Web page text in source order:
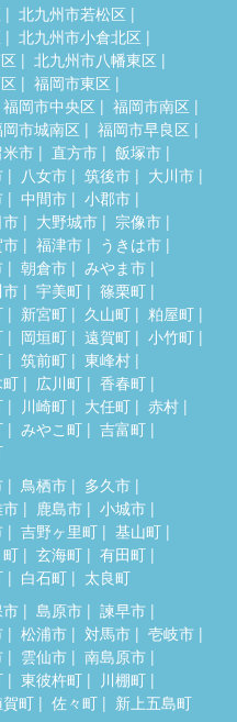
北九州市若松区
北九州市小倉北区
北九州市八幡東区
福岡市東区
福岡市中央区
福岡市南区
市城南区
福岡市早良区
市 直方市
飯塚市
八女市 筑後市
大川市
中間市
小郡市
大野城市
宗像市
福津市
うきは市
朝倉市
みやま市
宇美町
篠栗町
新宮町 久山町
粕屋町
岡垣町 遠賀町
小竹町
筑前町
東峰村
広川町
香春町
川崎町 大任町
赤村
みやこ町
吉富町
鳥栖市
多久市
鹿島市
小城市
吉野ヶ里町
基山町
玄海町
有田町
白石町 太良町
島原市
諫早市
松浦市 対馬市
壱岐市
雲仙市
南島原市
東彼杵町
川棚町
町 佐々町 新上五島町